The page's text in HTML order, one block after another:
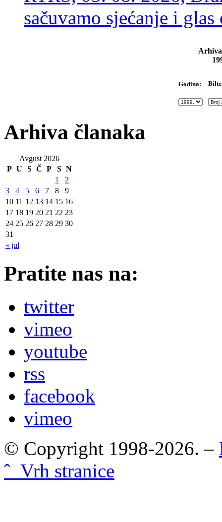
sačuvamo sjećanje i
Godina:
Arhiva članaka
Avgust 2026
P U S Č P S N
« jul
1
2
3
4 5 6 7 8
9
10 11 12 13 14 15 16
17 18 19 20 21 22 23
24 25 26 27 28 29 30
31
Pratite nas na:
twitter
vimeo
youtube
rss
facebook
vimeo
© Copyright 1998-2026. –
ˆ Vrh stranice